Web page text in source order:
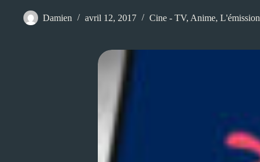
Damien avril 12, 2017 Cine - TV, Anime, L'émission